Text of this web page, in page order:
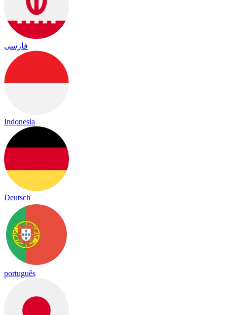
فارسی
Indonesia
Deutsch
português